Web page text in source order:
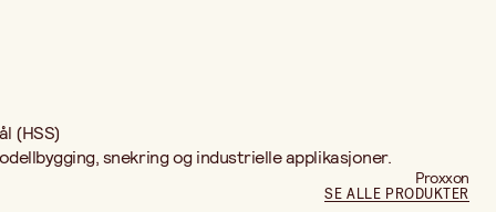
(HSS)
snekring og industrielle applikasjoner.
Proxxon
SE ALLE PRODUKTER